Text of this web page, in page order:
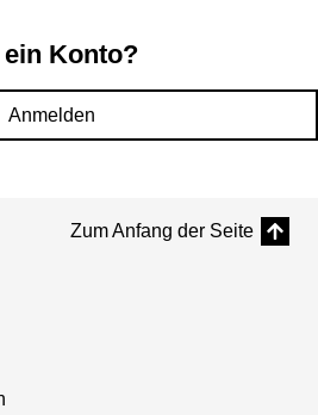
Konto?
Anmelden
Zum Anfang der Seite